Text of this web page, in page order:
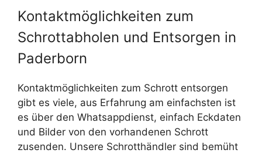
Kontaktmöglichkeiten zum
Schrottabholen und Entsorgen in
Paderborn
Kontaktmöglichkeiten zum Schrott entsorgen
gibt es viele, aus Erfahrung am einfachsten ist
es über den Whatsappdienst, einfach Eckdaten
und Bilder von den vorhandenen Schrott
zusenden. Unsere Schrotthändler sind bemüht